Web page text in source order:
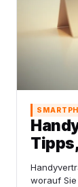
worauf